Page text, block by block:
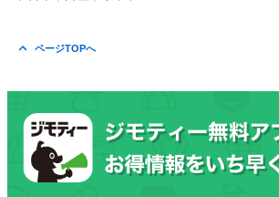
ページTOPへ